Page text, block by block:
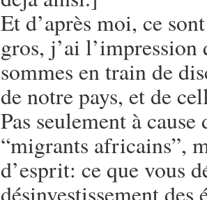
Et d’après moi, ce
gros, j’ai
sommes en train de
de notre pays, et de
Pas seulement à
“migrants africains”,
d’esprit: ce que vous
désinvestissement